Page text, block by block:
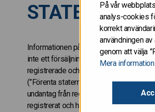
På vår
analys-cookies
korrekt
användningen
genom att välja
Mera
STATERNA
Informationen på de här
inte ett försäljningsanbud eller
registrerade och kommer inte att
(”Förenta staternas
undantag från
registrerat och har inte heller för avsikt